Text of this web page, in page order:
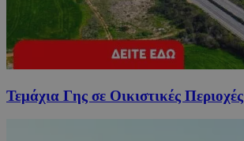
Τεμάχια Γης σε Οικιστικές Περιοχές